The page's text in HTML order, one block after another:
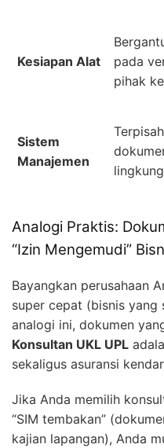
Kesiapan Alat
pada
pihak
Sistem
Manajemen
Analogi Praktis:
“Izin Mengemudi”
Bayangkan perusahaan
super cepat (bisnis yang
analogi ini, dokumen
Konsultan UKL UPL
sekaligus asuransi
Jika Anda memilih
“SIM tembakan”
kajian lapangan), Anda